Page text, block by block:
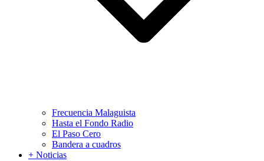
Frecuencia Malaguista
Hasta el Fondo Radio
El Paso Cero
Bandera a cuadros
+ Noticias